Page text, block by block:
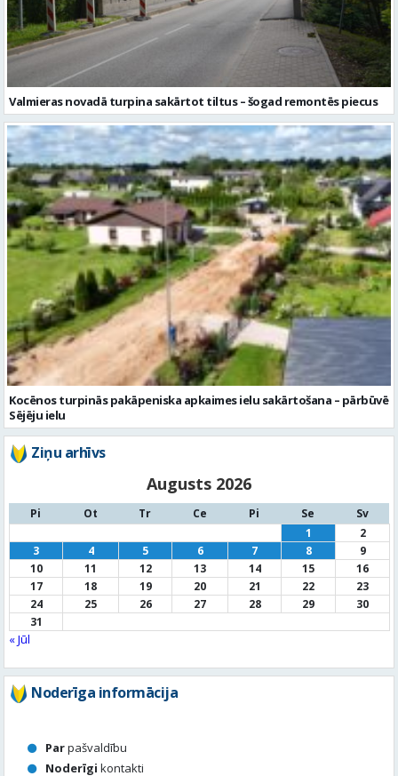
Valmieras novadā turpina sakārtot tiltus – šogad remontēs piecus
Kocēnos turpinās pakāpeniska apkaimes ielu sakārtošana – pārbūvē
Sējēju ielu
Ziņu arhīvs
Augusts 2026
Pi Ot Tr Ce Pi Se
Sv
1
2
3
4 5 6 7 8
9
10
11 12 13 14 15
16
17
18 19 20 21 22
23
24
25 26 27 28 29
30
31
« Jūl
Noderīga informācija
Parpašvaldību
Noderīgi kontakti